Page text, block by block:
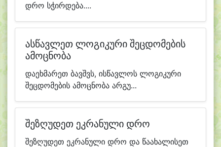
დრო სჭირდება....
ასწავლეთ ლოგიკური შეცდომების
ამოცნობა
დაეხმარეთ ბავშვს, ისწავლოს ლოგიკური
შეცდომების ამოცნობა არგუ...
შეზღუდეთ ეკრანული დრო
შეზღუდეთ ეკრანული დრო და წაახალისეთ